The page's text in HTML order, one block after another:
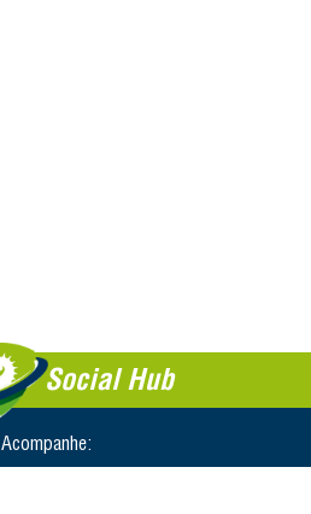
Social Hub
Acompanhe: